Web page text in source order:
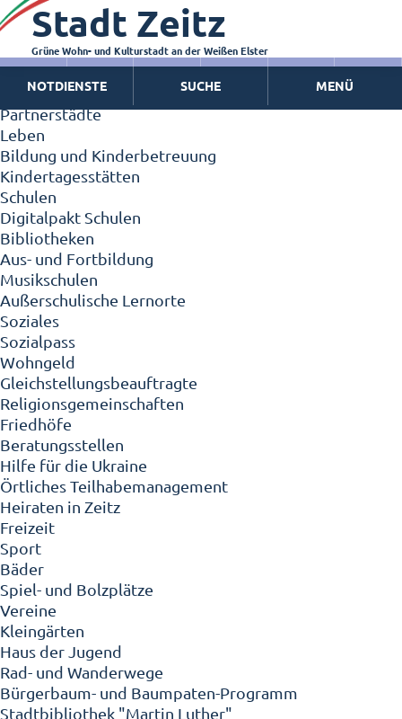
Zeitz - Die Kleinstadt
Willkommen in Zeitz!
Interview mit Oberbürgermeister Christian Thieme
Zeitz - Stadt der Zukunft
Ortschaften
Partnerstädte
Leben
Bildung und Kinderbetreuung
Kindertagesstätten
Schulen
Digitalpakt Schulen
Bibliotheken
Aus- und Fortbildung
Musikschulen
Außerschulische Lernorte
Soziales
Sozialpass
Wohngeld
Gleichstellungsbeauftragte
Religionsgemeinschaften
Friedhöfe
Beratungsstellen
Hilfe für die Ukraine
Örtliches Teilhabemanagement
Heiraten in Zeitz
Freizeit
Sport
Bäder
Spiel- und Bolzplätze
Vereine
Kleingärten
Haus der Jugend
Rad- und Wanderwege
Bürgerbaum- und Baumpaten-Programm
Stadtbibliothek "Martin Luther"
Stadt Zeitz
Grüne Wohn- und Kulturstadt an der Weißen Elster
NOTDIENSTE SUCHE MENÜ